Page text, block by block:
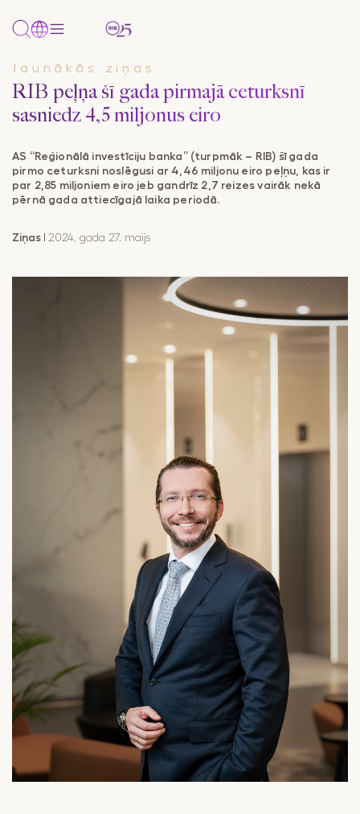
PAKALPOJUMI
PAR BANKU
AKTUALITĀTES
Uzņēmumiem
un/vai
Konti
Internetbanka
Mobilā
Tikai
uzņēmumiem
Komplekti
Kredīti
Gateway
Papildu
Cenrādis
Dokumenti
Pārskats
Par mums
Kontakti un rekvizīti
Papildu
Klientu politikas
paziņojums
banku saraksts
RIB Open Banking
Piekļūstamība
Uzņēmumiem
Mežizstrāde
Metālapstrādes rūpniecība
Lauksaimniecība
Farmācija/Medicīnas produktu tirdzniecība
Jaunākās ziņas
RIB peļņa šī gada pirmajā ceturksnī
sasniedz 4,5 miljonus eiro
AS “Reģionālā investīciju banka” (turpmāk – RIB) šī gada
pirmo ceturksni noslēgusi ar 4,46 miljonu eiro peļņu, kas ir
par 2,85 miljoniem eiro jeb gandrīz 2,7 reizes vairāk nekā
pērnā gada attiecīgajā laika periodā.
Ziņas 2024. gada 27. maijs